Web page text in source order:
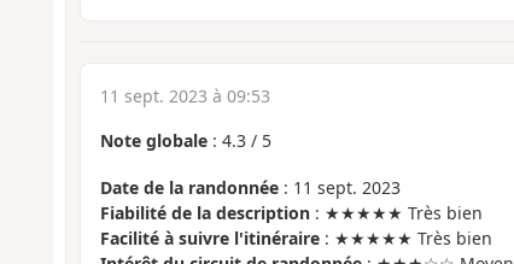
11 sept. 2023 à 09:53
Note globale: 4.3/ 5
Date de la randonnée: 11 sept. 2023
Fiabilité de la description: ★★★★★ Très bien
Facilité à suivre l'itinéraire: ★★★★★ Très bien